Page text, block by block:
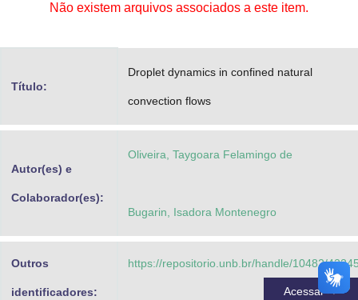
Não existem arquivos associados a este item.
Título:
Droplet dynamics in confined natural
convection flows
Autor(es) e
Colaborador(es):
Oliveira, Taygoara Felamingo de
Bugarin, Isadora Montenegro
Outros
identificadores:
https://repositorio.unb.br/handle/10482/
Acessar